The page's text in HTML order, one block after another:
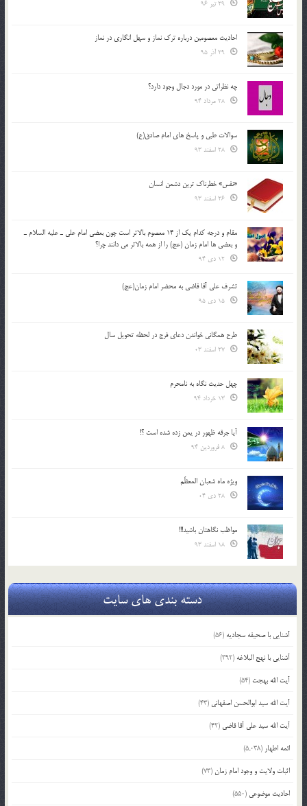
احادیث معصومین درباره ترک نماز و سهل انگاری در نماز
چه نظراتی در مورد دجال وجود دارد؟
سوالات طبی و پاسخ های امام صادق(ع)
«نفس» خطرناک ترین دشمن انسان
مقام و درجه كدام يك از 14 معصوم بالاتر است چون بعضي امام علي ـ عليه السلام ـ
و بعضي ها امام زمان (عج) را از همه بالاتر مي دانند چرا؟
تشرف علي آقا قاضي به محضر امام زمان(عج)
طرح همگانی خواندن دعای فرج در لحظه تحویل سال
چهل حدیث نگاه به نامحرم
آیا جرقه ظهور در یمن زده شده است ؟!
ویژه ماه شعبان المعظّم
مواظب نگاهتان باشید!!!
دسته بندی های سایت
آشنایی با صحیفه سجادیه (56)
آشنایی با نهج البلاغه (392)
آیت الله بهجت (54)
آیت الله سید ابوالحسن اصفهانی (43)
آیت الله سید علی آقا قاضی (42)
ائمه اطهار (5,038)
اثبات ولایت و وجود امام زمان(73)
احادیث موضوعی (550)